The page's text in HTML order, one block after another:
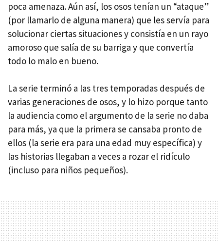
poca amenaza. Aún así, los osos tenían un “ataque”
(por llamarlo de alguna manera) que les servía para
solucionar ciertas situaciones y consistía en un rayo
amoroso que salía de su barriga y que convertía
todo lo malo en bueno.
La serie terminó a las tres temporadas después de
varias generaciones de osos, y lo hizo porque tanto
la audiencia como el argumento de la serie no daba
para más, ya que la primera se cansaba pronto de
ellos (la serie era para una edad muy específica) y
las historias llegaban a veces a rozar el ridículo
(incluso para niños pequeños).